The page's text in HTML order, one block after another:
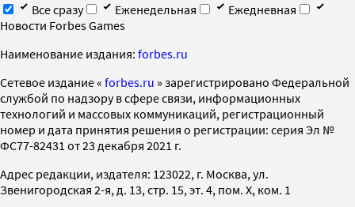
Все сразу
Еженедельная
Ежедневная
Новости Forbes Games
Наименование издания: forbes.ru
Cетевое издание « forbes.ru » зарегистрировано Федеральной
службой по надзору в сфере связи, информационных
технологий и массовых коммуникаций, регистрационный
номер и дата принятия решения о регистрации: серия Эл №
ФС77-82431 от 23 декабря 2021 г.
Адрес редакции, издателя: 123022, г. Москва, ул.
Звенигородская 2-я, д. 13, стр. 15, эт. 4, пом. X, ком. 1